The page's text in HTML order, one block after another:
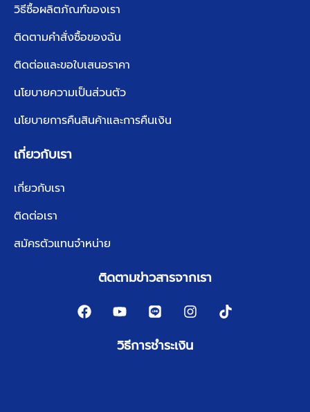
วิธีซื้อผลิตภัณฑ์ของเรา
ติดตามคำสั่งซื้อของฉัน
ติดต่อและขอใบเสนอราคา
นโยบายความเป็นส่วนตัว
นโยบายการคืนสินค้าและการคืนเงิน
เกี่ยวกับเรา
เกี่ยวกับเรา
ติดต่อเรา
สมัครตัวแทนจำหน่าย
ติดตามข่าวสารจากเรา
วิธีการชำระเงิน